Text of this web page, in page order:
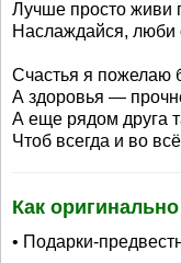
Лучше просто живи
Наслаждайся, люби
Счастья я пожелаю
А здоровья —
А еще рядом друга
Чтоб всегда и во
Как
• Подарки-